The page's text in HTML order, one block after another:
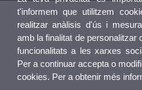
t'informem que utilitzem
realitzar anàlisis d'ús i
amb la finalitat de
funcionalitats a les xarxes
Per a continuar accepta o
cookies. Per a obtenir més